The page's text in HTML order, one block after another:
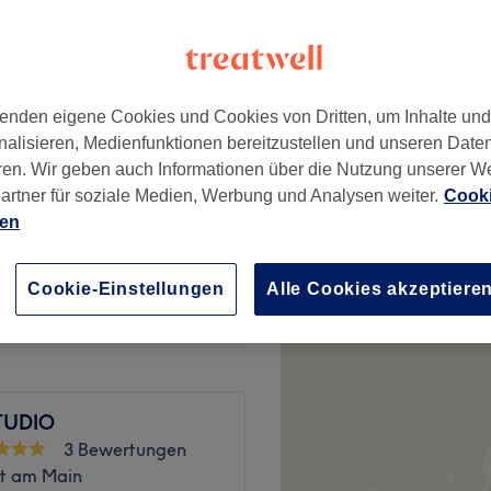
ab10 €
ab 30 €
3 Bewertungen
am Main
eigene Cookies und Cookies von Dritten, um Inhalte
Medienfunktionen bereitzustellen und unseren
Wir geben auch Informationen über die Nutzung unserer
für soziale Medien, Werbung und Analysen weiter.
Cookie-Einstellungen Alle Cookies akzeptieren